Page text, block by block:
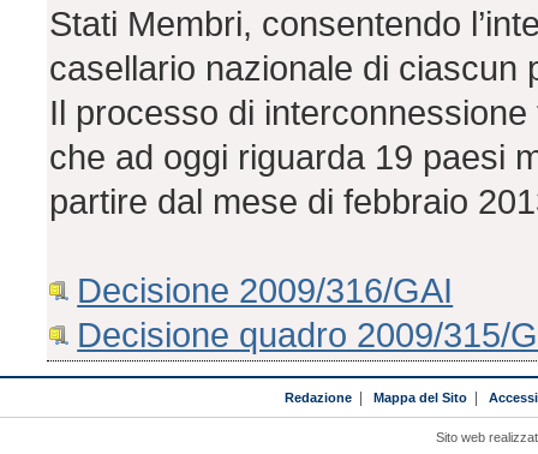
Stati Membri, consentendo
casellario nazionale di ciascun
Il processo di
che ad oggi riguarda 19 paesi
partire dal mese di febbraio
Decisione 2009/316/GAI
Decisione quadro 2009/315/
Redazione| Mappa del Sito|
Sito web